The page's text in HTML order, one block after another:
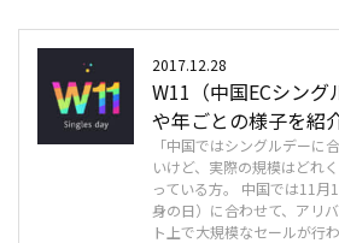
2017.12.28
W11（中国ECシン
や年ごとの様子を紹
「中国ではシングルデーに
いけど、実際の規模はどれ
っている方。 中国では11月
身の日）に合わせて、アリ
ト上で大規模なセールが行